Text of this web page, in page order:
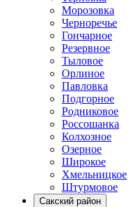
Морозовка
Черноречье
Гончарное
Резервное
Тыловое
Орлиное
Павловка
Подгорное
Родниковое
Россошанка
Колхозное
Озерное
Широкое
Хмельницкое
Штурмовое
Сакский район